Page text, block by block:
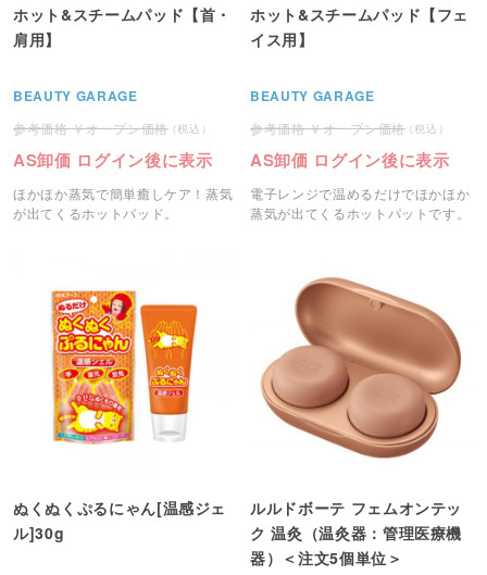
ホット&スチームパッド【首・
肩用】
BEAUTY GARAGE
オープン価格
AS卸価 ログイン後に表示
ほかほか蒸気で簡単癒しケア！蒸気
が出てくるホットパッド。
ホット&スチームパッド【フェ
イス用】
BEAUTY GARAGE
オープン価格
AS卸価 ログイン後に表示
電子レンジで温めるだけでほかほか
蒸気が出てくるホットパットです。
ぬくぬくぷるにゃん[温感ジェ
ル]30g
ルルドボーテ フェムオンテッ
ク 温灸（温灸器：管理医療機
器）＜注文5個単位＞